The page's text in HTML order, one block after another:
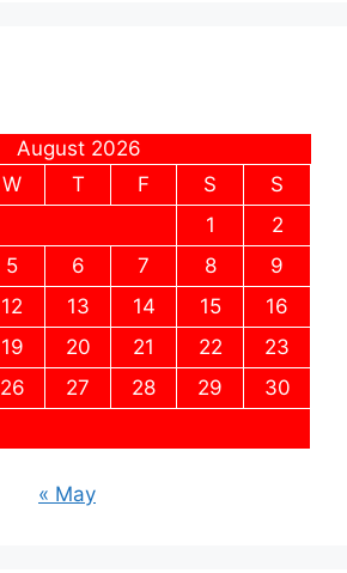
August 2026
W T F S
S
1
2
5 6 7 8
9
12 13 14 15
16
19 20 21 22
23
26 27 28 29
30
« May